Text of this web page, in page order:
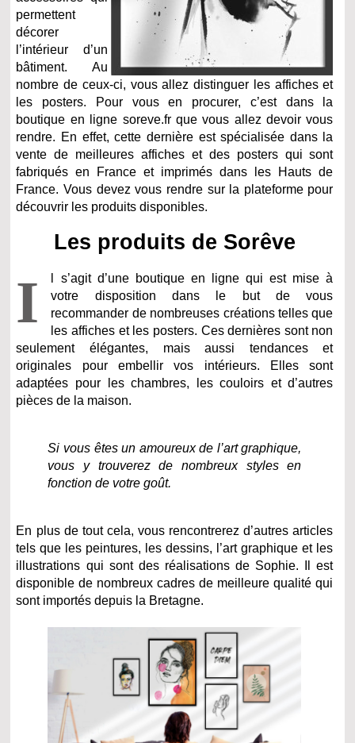
permettent
décorer
l’intérieur d’un
bâtiment. Au
nombre de ceux-ci, vous allez distinguer les affiches et
les posters. Pour vous en procurer, c’est dans la
boutique en ligne soreve.fr que vous allez devoir vous
rendre. En effet, cette dernière est spécialisée dans la
vente de meilleures affiches et des posters qui sont
fabriqués en France et imprimés dans les Hauts de
France. Vous devez vous rendre sur la plateforme pour
découvrir les produits disponibles.
Les produits de Sorêve
I
l s’agit d’une boutique en ligne qui est mise à
votre disposition dans le but de vous
recommander de nombreuses créations telles que
les affiches et les posters. Ces dernières sont non
seulement élégantes, mais aussi tendances et
originales pour embellir vos intérieurs. Elles sont
adaptées pour les chambres, les couloirs et d’autres
pièces de la maison.
Si vous êtes un amoureux de l’art graphique,
vous y trouverez de nombreux styles en
fonction de votre goût.
En plus de tout cela, vous rencontrerez d’autres articles
tels que les peintures, les dessins, l’art graphique et les
illustrations qui sont des réalisations de Sophie. Il est
disponible de nombreux cadres de meilleure qualité qui
sont importés depuis la Bretagne.